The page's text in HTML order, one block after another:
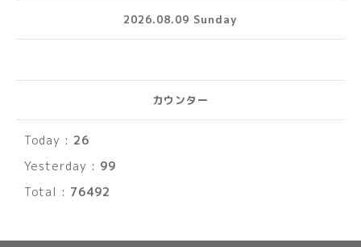
2026.08.09 Sunday
カウンター
Today : 26
Yesterday : 99
Total : 76492